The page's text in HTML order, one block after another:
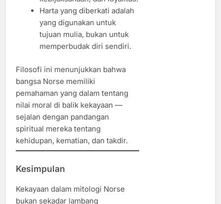
Harta yang diberkati adalah
yang digunakan untuk
tujuan mulia, bukan untuk
memperbudak diri sendiri.
Filosofi ini menunjukkan bahwa
bangsa Norse memiliki
pemahaman yang dalam tentang
nilai moral di balik kekayaan —
sejalan dengan pandangan
spiritual mereka tentang
kehidupan, kematian, dan takdir.
Kesimpulan
Kekayaan dalam mitologi Norse
bukan sekadar lambang